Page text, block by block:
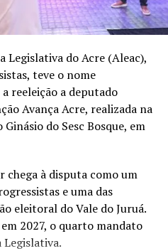
política no Juruá
Legislativa do Acre (Aleac),
teve o nome
reeleição a deputado
Avança Acre, realizada na
do Sesc Bosque, em
chega à disputa como um
e uma das
eleitoral do Vale do Juruá.
2027, o quarto mandato
Legislativa.